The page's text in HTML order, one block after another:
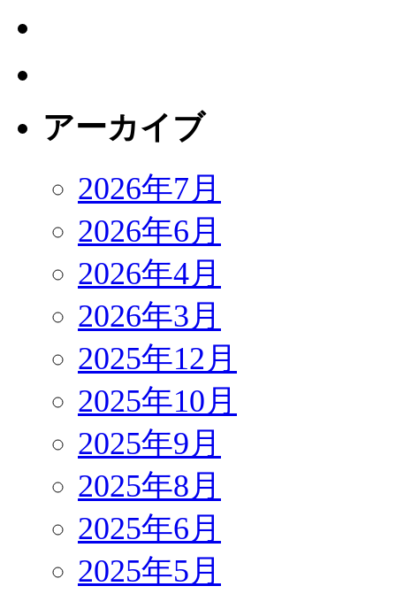
アーカイブ
2026年7月
2026年6月
2026年4月
2026年3月
2025年12月
2025年10月
2025年9月
2025年8月
2025年6月
2025年5月